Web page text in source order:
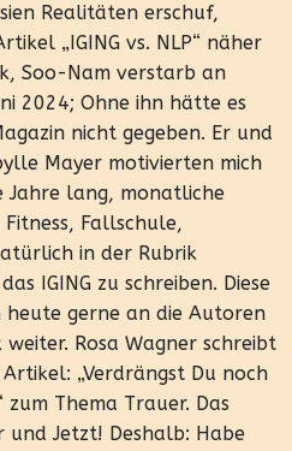
Realitäten erschuf,
„IGING vs. NLP“ näher
Soo-Nam verstarb an
2024; Ohne ihn hätte es
nicht gegeben. Er und
Mayer motivierten mich
Jahre lang, monatliche
Fallschule,
in der Rubrik
IGING zu schreiben. Diese
gerne an die Autoren
weiter. Rosa Wagner schreibt
„Verdrängst Du noch
Thema Trauer. Das
und Jetzt! Deshalb: Habe